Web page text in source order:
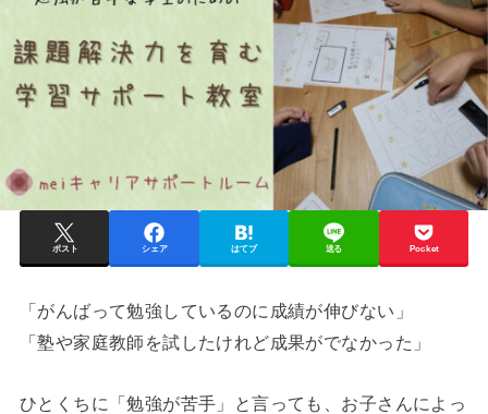
ポスト シェア はてブ 送る Pocket
「がんばって勉強しているのに成績が伸びない」
「塾や家庭教師を試したけれど成果がでなかった」
ひとくちに「勉強が苦手」と言っても、お子さんによっ